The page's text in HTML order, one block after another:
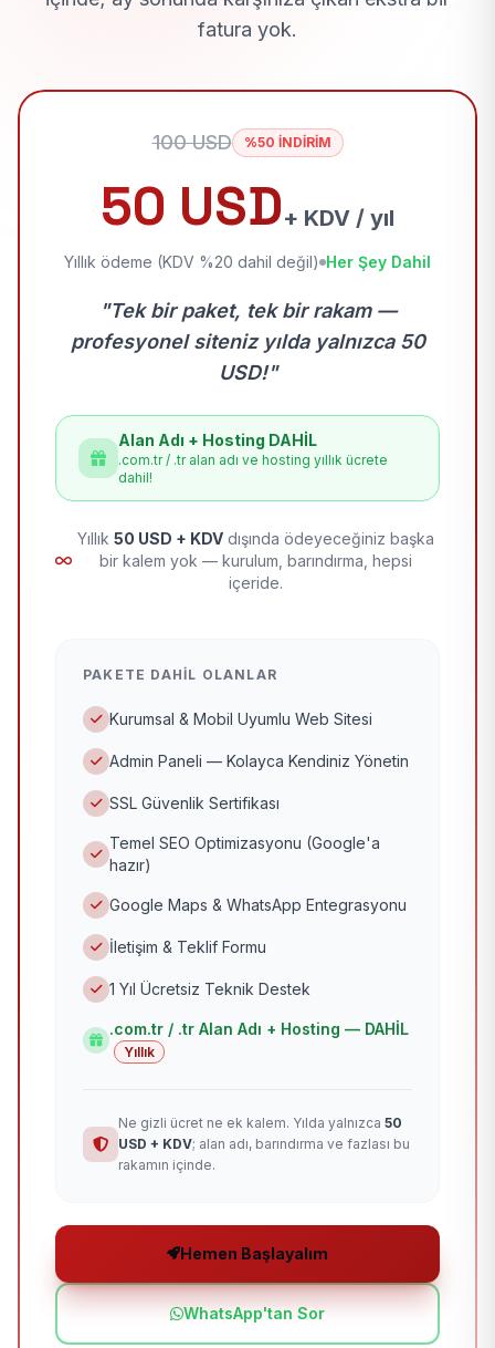
fatura yok.
100 USD %50 İNDİRİM
50 USD+ KDV / yıl
Yıllık ödeme (KDV %20 dahil değil) Her Şey Dahil
"Tek bir paket, tek bir rakam —
profesyonel siteniz yılda yalnızca 50
USD!"
Alan Adı + Hosting DAHİL
.com.tr / .tr alan adı ve hosting yıllık ücrete
dahil!
Yıllık 50 USD + KDV dışında ödeyeceğiniz başka
bir kalem yok — kurulum, barındırma, hepsi
içeride.
PAKETE DAHIL OLANLAR
Kurumsal & Mobil Uyumlu Web Sitesi
Admin Paneli — Kolayca Kendiniz Yönetin
SSL Güvenlik Sertifikası
Temel SEO Optimizasyonu (Google'a
hazır)
Google Maps & WhatsApp Entegrasyonu
İletişim & Teklif Formu
1 Yıl Ücretsiz Teknik Destek
.com.tr / .tr Alan Adı + Hosting — DAHİL
Yıllık
Ne gizli ücret ne ek kalem. Yılda yalnızca 50
USD + KDV; alan adı, barındırma ve fazlası bu
rakamın içinde.
Hemen Başlayalım
WhatsApp'tan Sor